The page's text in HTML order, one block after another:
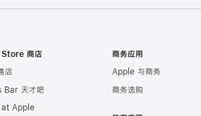
商店
店
Bar 天才吧
at Apple
商务应用
Apple 与商务
商务选购